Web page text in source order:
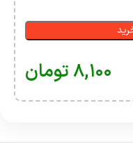
۸,۱۰۰تومان